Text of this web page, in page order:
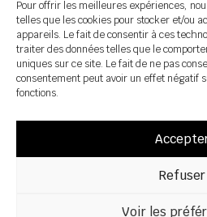
Pour offrir les meilleures expériences,
telles que les cookies pour stocker et/ou
appareils. Le fait de consentir à ces
traiter des données telles que le
uniques sur ce site. Le fait de ne pas
consentement peut avoir un effet négatif
fonctions.
Refuser
Voir les
Informativa sulla privacy